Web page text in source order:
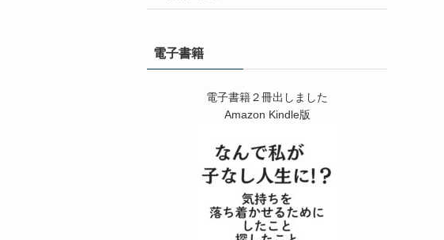
電子書籍
電子書籍２冊出しました
Amazon Kindle版